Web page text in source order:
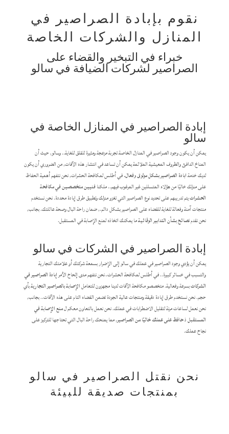
نقوم بإبادة الصراصير في
المنازل والشركات الخاصة
خبراء في التبخير والقضاء على
الصراصير لشركات الضيافة في سالو
إبادة الصراصير في المنازل الخاصة في
سالو
يمكن أن يكون وجود الصراصير في المنازل الخاصة تجربة مزعجة ومثيرة للقلق للغاية.. وسالو, حيث أن
المناخ الدافئ والظروف المعيشية الملائمة يمكن أن تساعد في انتشار هذه الآفات, من الضروري أن يكون
لديك خدمةابادة الصراصير بشكل موثوق وفعال.في أطلس لمكافحة الحشرات, نحن نتفهم أهمية الحفاظ
على منزلك خاليًا من هؤلاء المتسللين غير المرغوب فيهم.. ملكنافنيين متخصصين في مكافحة
الحشراتيتم تدريبهم على تحديد نوع الصراصير التي تغزو منزلك وتطبيق طرق إبادة محددة. نحن نستخدم
منتجات آمنة وفعالة للغاية للقضاء على الصراصير بشكل دائم., ضمان راحة البال وصحة عائلتك. بجانب,
نحن نقدمنصائح بشأن التدابير الوقائيةما يمكنك اتخاذه لمنع الإصابة في المستقبل.
إبادة الصراصير في الشركات في سالو
يمكن أن يؤدي وجود الصراصير في عملك في سالو إلى الإضرار بسمعة شركتك أو علامتك التجارية
والتسبب في خسائر كبيرة.. في أطلس لمكافحة الحشرات، نحن نتفهم مدى إلحاح الأمرإبادة الصراصير في
الشركاتبسرعة وفعالية. متخصصو مكافحة الآفات لدينا مجهزون للتعاملالإصابة بالصراصير التجاريةبأي
حجم. نحن نستخدم طرق إبادة دقيقة ومنتجات عالية الجودة تضمن القضاء التام على هذه الآفات.. بجانب,
نحن نعمل لساعات مرنة لتقليل الاضطرابات في عملك. نحن نعمل بالتعاون معكم لمنع الإصابة في
المستقبلذحافظ على عملك خاليًا من الصراصير, مما يمنحك راحة البال التي تحتاجها للتركيز على
نجاح عملك.
نحن نقتل الصراصير في سالو
بمنتجات صديقة للبيئة